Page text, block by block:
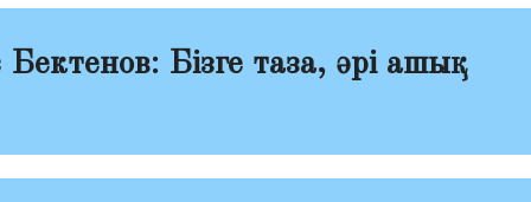
Бізге таза, әрі ашық